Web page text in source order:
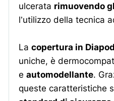
ulcerata rimuovendo
l’utilizzo della tecnica
Lacopertura in Diapod
uniche, è
eautomodellante.
queste caratteristiche